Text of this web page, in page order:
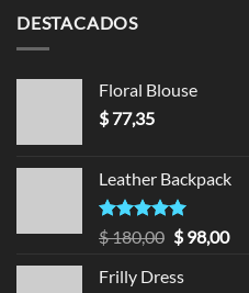
DESTACADOS
Floral Blouse
$77,35
Leather Backpack
Valorado en
5.00
de 5
$180,00 $98,00
Frilly Dress